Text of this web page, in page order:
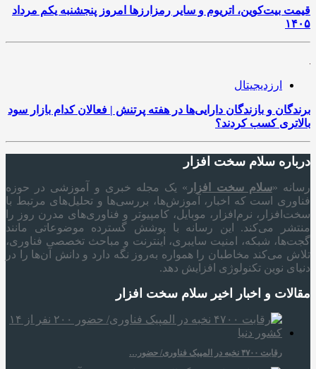
قیمت بیت‌کوین، اتریوم و سایر رمزارزها امروز پنجشنبه یکم مرداد
۱۴۰۵
ارزدیجیتال
برندگان و بازندگان دارایی‌ها در هفته پرتنش | فعالان کدام بازار سود
بالاتری کسب کردند؟
درباره سلام سخت افزار
رسانه «سلام سخت‌ افزار » یک مجله خبری و آموزشی در حوزه
فناوری است که اخبار، آموزش‌ها، بررسی‌ها و تحلیل‌های مرتبط با
سخت‌افزار، نرم‌افزار، موبایل، کامپیوتر و فناوری‌های مدرن روز را
منتشر می‌کند. این رسانه با پوشش گسترده موضوعاتی مانند
گجت‌ها، شبکه، امنیت سایبری، اینترنت و مباحث تخصصی فناوری،
تلاش می‌کند مخاطبان را همواره به‌روز نگه دارد و دانش آن‌ها را در
دنیای نوین تکنولوژی افزایش دهد.
مقالات و اخبار اخیر سلام سخت افزار
رقابت ۴۷۰۰ نخبه در المپیک فناوری/ حضور…